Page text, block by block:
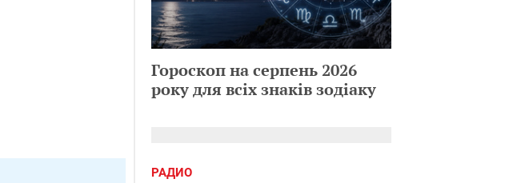
Гороскоп на серпень 2026
року для всіх знаків зодіаку
РАДИО